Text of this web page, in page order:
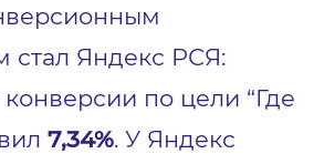
стал Яндекс РСЯ:
по цели “Где
7,34%. У Яндекс